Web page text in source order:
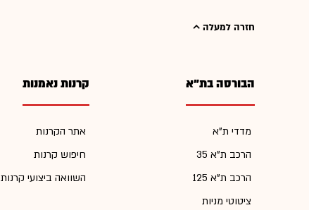
חזרה למעלה
הבורסה בת"א
מדדי ת"א
הרכב ת"א 35
הרכב ת"א 125
ציטוטי מניות
קרנות נאמנות
אתר הקרנות
חיפוש קרנות
השוואה ביצועי קרנות